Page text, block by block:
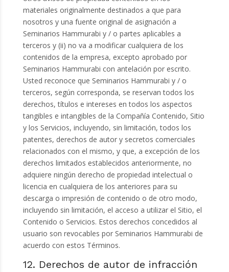
materiales originalmente destinados a que para
nosotros y una fuente original de asignación a
Seminarios Hammurabi y / o partes aplicables a
terceros y (ii) no va a modificar cualquiera de los
contenidos de la empresa, excepto aprobado por
Seminarios Hammurabi con antelación por escrito.
Usted reconoce que Seminarios Hammurabi y / o
terceros, según corresponda, se reservan todos los
derechos, títulos e intereses en todos los aspectos
tangibles e intangibles de la Compañía Contenido, Sitio
y los Servicios, incluyendo, sin limitación, todos los
patentes, derechos de autor y secretos comerciales
relacionados con el mismo, y que, a excepción de los
derechos limitados establecidos anteriormente, no
adquiere ningún derecho de propiedad intelectual o
licencia en cualquiera de los anteriores para su
descarga o impresión de contenido o de otro modo,
incluyendo sin limitación, el acceso a utilizar el Sitio, el
Contenido o Servicios. Estos derechos concedidos al
usuario son revocables por Seminarios Hammurabi de
acuerdo con estos Términos.
12. Derechos de autor de infracción